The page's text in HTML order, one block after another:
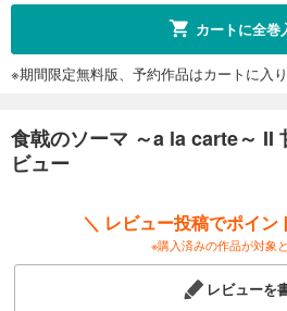
カートに全巻
※期間限定無料版、予約作品はカートに入
食戟のソーマ ～a la carte～ II
ビュー
＼ レビュー投稿でポイン
※購入済みの作品が対象
レビューを